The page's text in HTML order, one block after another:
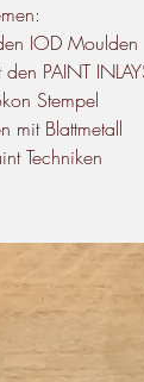
IOD Moulden
PAINT
Stempel
mit Blattmetall
Techniken